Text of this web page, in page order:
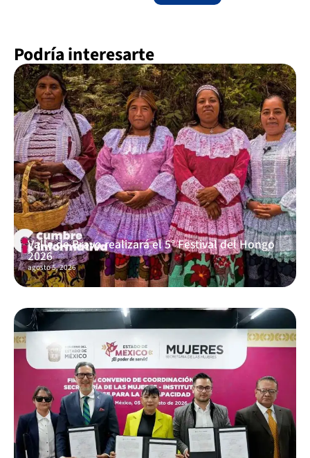
Podría interesarte
Valle de Bravo realizará el 5° Festival del Hongo
2026
agosto 5, 2026